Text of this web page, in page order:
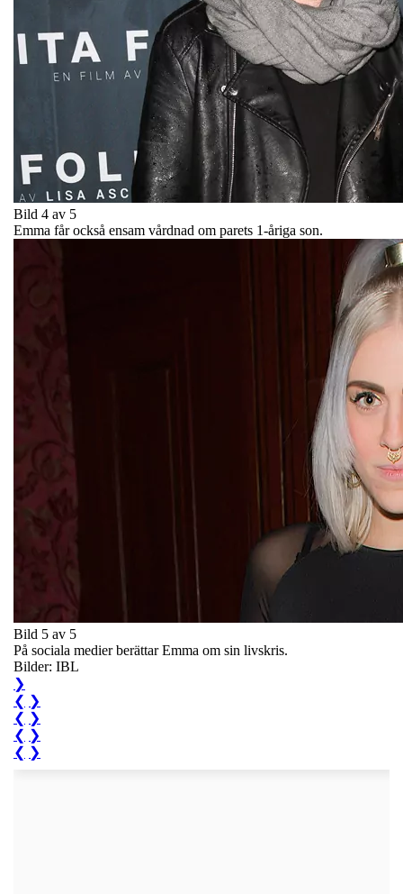
Bild 4 av 5
Emma får också ensam vårdnad om parets 1-åriga son.
Bild 5 av 5
På sociala medier berättar Emma om sin livskris.
Bilder: IBL
❯
❮ ❯
❮ ❯
❮ ❯
❮ ❯